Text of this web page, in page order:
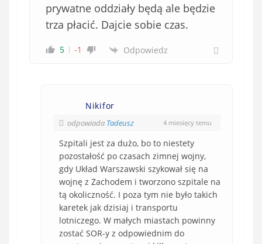
prywatne oddziały będą ale będzie
trza płacić. Dajcie sobie czas.
5 -1 Odpowiedz
Nikifor
odpowiada Tadeusz 4 miesięcy temu
Szpitali jest za dużo, bo to niestety
pozostałość po czasach zimnej wojny,
gdy Układ Warszawski szykował się na
wojnę z Zachodem i tworzono szpitale na
tą okoliczność. I poza tym nie było takich
karetek jak dzisiaj i transportu
lotniczego. W małych miastach powinny
zostać SOR-y z odpowiednim do